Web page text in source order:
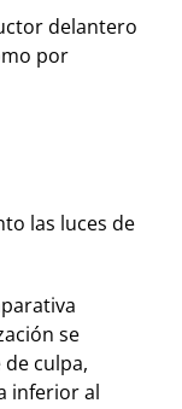
delantero
por
las luces de
se
culpa,
inferior al